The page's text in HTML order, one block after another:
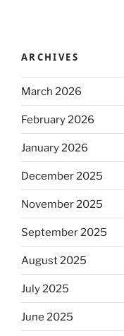
ARCHIVES
March 2026
February 2026
January 2026
December 2025
November 2025
September 2025
August 2025
July 2025
June 2025